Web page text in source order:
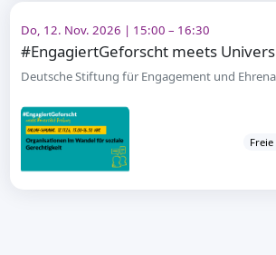
Do, 12. Nov. 2026 | 15:00 – 16:30
#EngagiertGeforscht meets
Deutsche Stiftung für Engagement und
Freie